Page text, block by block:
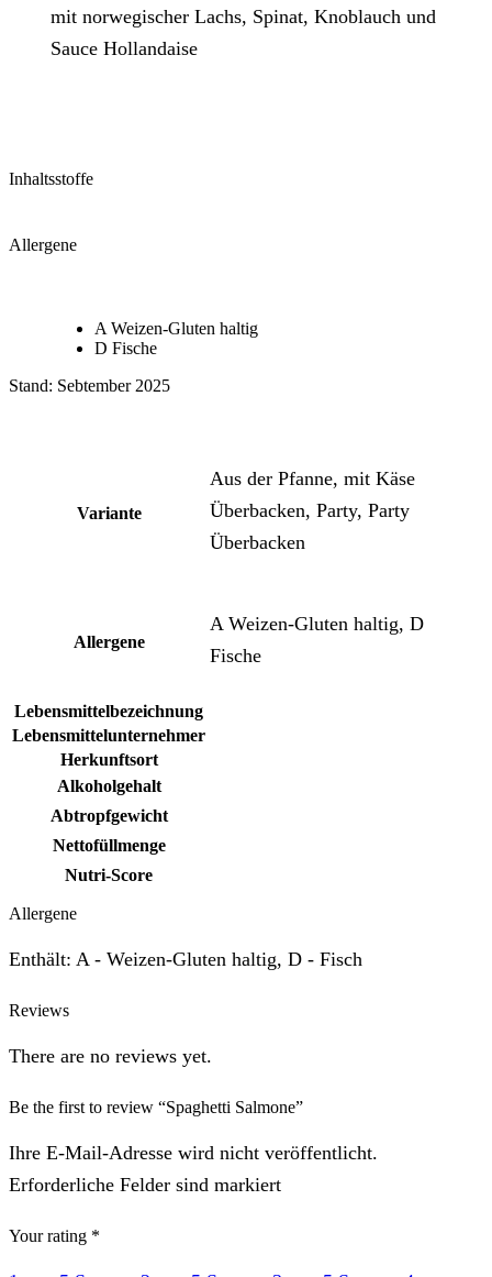
mit norwegischer Lachs, Spinat, Knoblauch und
Sauce Hollandaise
Inhaltsstoffe
Allergene
A Weizen-Gluten haltig
D Fische
Stand: Sebtember 2025
Variante
Aus der Pfanne, mit Käse
Überbacken, Party, Party
Überbacken
Allergene
A Weizen-Gluten haltig, D
Fische
Lebensmittelbezeichnung
Lebensmittelunternehmer
Herkunftsort
Alkoholgehalt
Abtropfgewicht
Nettofüllmenge
Nutri-Score
Allergene
Enthält: A - Weizen-Gluten haltig, D - Fisch
Reviews
There are no reviews yet.
Be the first to review “Spaghetti Salmone”
Ihre E-Mail-Adresse wird nicht veröffentlicht.
Erforderliche Felder sind markiert
Your rating *